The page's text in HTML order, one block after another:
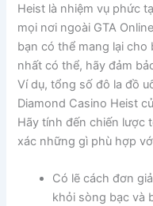
Heist là nhiệm vụ phức
mọi nơi ngoài GTA
bạn có thể mang lại cho
nhất có thể, hãy đảm
Ví dụ, tổng số đô la đồ
Diamond Casino Heist
Hãy tính đến chiến lược
xác những gì phù hợp
Có lẽ cách đơn
khỏi sòng bạc và